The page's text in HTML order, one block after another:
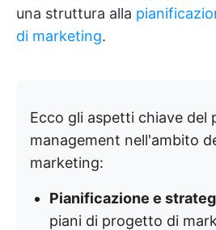
una struttura alla
di marketing.
Ecco gli aspetti chiave del
management nell'ambito
marketing:
Pianificazione e
piani di progetto di